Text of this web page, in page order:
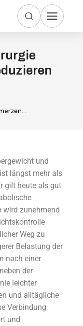
und
längst mehr als
gilt heute als gut
wird zunehmend
Weg zu
Belastung der
nach einer
der
leichter
und alltägliche
Verbindung
und